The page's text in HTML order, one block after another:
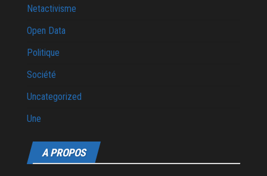
Netactivisme
Open Data
Politique
Société
Uncategorized
Une
A PROPOS